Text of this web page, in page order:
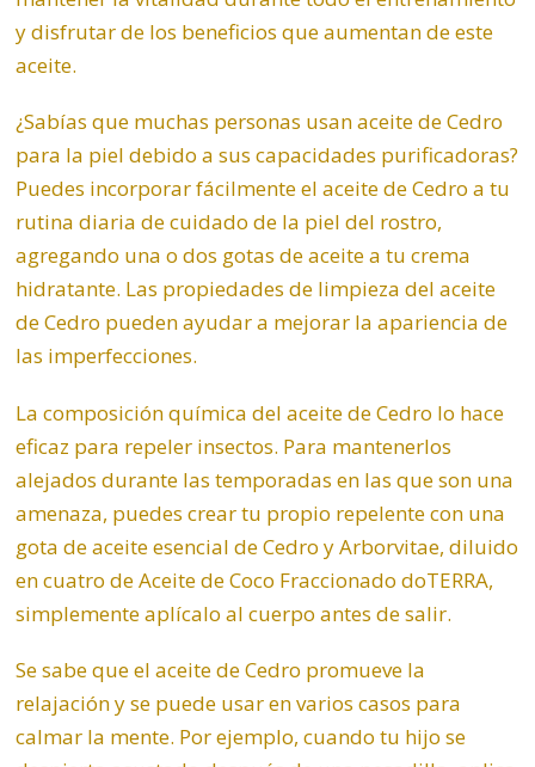
y disfrutar de los beneficios que aumentan de este
aceite.
¿Sabías que muchas personas usan aceite de Cedro
para la piel debido a sus capacidades purificadoras?
Puedes incorporar fácilmente el aceite de Cedro a tu
rutina diaria de cuidado de la piel del rostro,
agregando una o dos gotas de aceite a tu crema
hidratante. Las propiedades de limpieza del aceite
de Cedro pueden ayudar a mejorar la apariencia de
las imperfecciones.
La composición química del aceite de Cedro lo hace
eficaz para repeler insectos. Para mantenerlos
alejados durante las temporadas en las que son una
amenaza, puedes crear tu propio repelente con una
gota de aceite esencial de Cedro yArborvitae, diluido
en cuatro de Aceite de Coco Fraccionado doTERRA,
simplemente aplícalo al cuerpo antes de salir.
Se sabe que el aceite de Cedro promueve la
relajación y se puede usar en varios casos para
calmar la mente. Por ejemplo, cuando tu hijo se